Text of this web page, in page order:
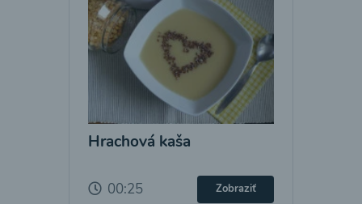
Hrachová kaša
00:25 Zobraziť